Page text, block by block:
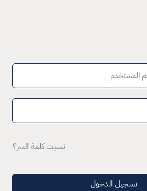
نسيت كلمة السر؟
تسجيل الدخول